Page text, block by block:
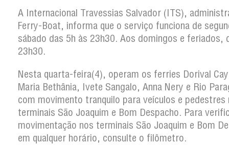
A Internacional Travessias Salvador (ITS),
Ferry-Boat, informa que o serviço funciona de
sábado das 5h às 23h30. Aos domingos e feriados,
23h30.
Nesta quarta-feira(4), operam os ferries Dorival
Maria Bethânia, Ivete Sangalo, Anna Nery e Rio
com movimento tranquilo para veículos e pedestres
terminais São Joaquim e Bom Despacho. Para
movimentação nos terminais São Joaquim e Bom
em qualquer horário, consulte o filômetro.